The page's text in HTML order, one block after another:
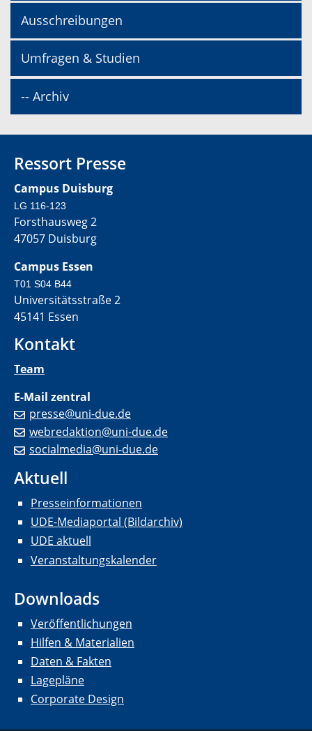
Ausschreibungen
Umfragen & Studien
-- Archiv
Ressort Presse
Campus Duisburg
LG 116-123
Forsthausweg 2
47057 Duisburg
Campus Essen
T01 S04 B44
Universitätsstraße 2
45141 Essen
Kontakt
Team
E-Mail zentral
presse@uni-due.de
webredaktion@uni-due.de
socialmedia@uni-due.de
Aktuell
Presseinformationen
UDE-Mediaportal (Bildarchiv)
UDE aktuell
Veranstaltungskalender
Downloads
Veröffentlichungen
Hilfen & Materialien
Daten & Fakten
Lagepläne
Corporate Design